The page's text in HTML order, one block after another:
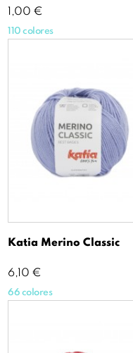
Precio
1,00 €
110 colores
Katia Merino Classic
Precio
6,10 €
66 colores